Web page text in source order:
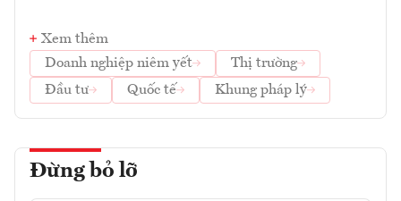
Xem thêm
Doanh nghiệp niêm yết
Thị trường
Đầu tư
Quốc tế Khung pháp lý
Đừng bỏ lỡ